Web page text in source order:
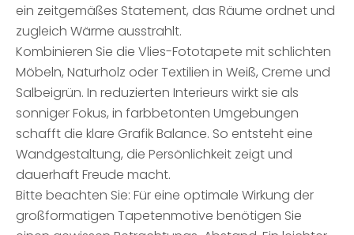
ein zeitgemäßes Statement, das Räume ordnet und
zugleich Wärme ausstrahlt.
Kombinieren Sie die Vlies-Fototapete mit schlichten
Möbeln, Naturholz oder Textilien in Weiß, Creme und
Salbeigrün. In reduzierten Interieurs wirkt sie als
sonniger Fokus, in farbbetonten Umgebungen
schafft die klare Grafik Balance. So entsteht eine
Wandgestaltung, die Persönlichkeit zeigt und
dauerhaft Freude macht.
Bitte beachten Sie: Für eine optimale Wirkung der
großformatigen Tapetenmotive benötigen Sie